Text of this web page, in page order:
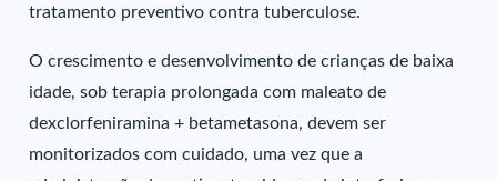
tratamento preventivo contra tuberculose.
O crescimento e desenvolvimento de crianças de baixa
idade, sob terapia prolongada com maleato de
dexclorfeniramina + betametasona, devem ser
monitorizados com cuidado, uma vez que a